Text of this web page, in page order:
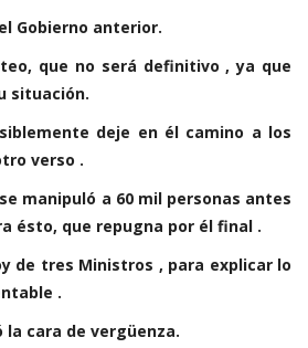
Gobierno anterior.
que no será definitivo , ya que
situación.
deje en él camino a los
verso .
manipuló a 60 mil personas antes
ésto, que repugna por él final .
de tres Ministros , para explicar lo
.
la cara de vergüenza.